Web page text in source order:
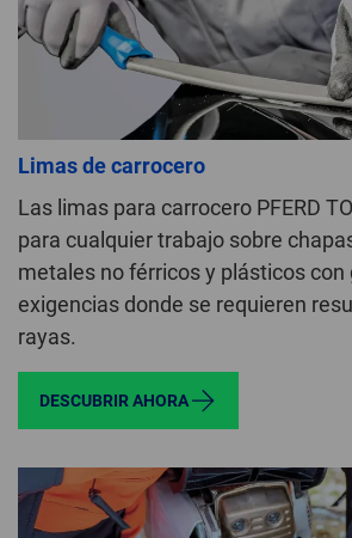
Limas de carrocero
Las limas para carrocero PFERD
para cualquier trabajo sobre
metales no férricos y plásticos con
exigencias donde se requieren
rayas.
DESCUBRIR AHORA